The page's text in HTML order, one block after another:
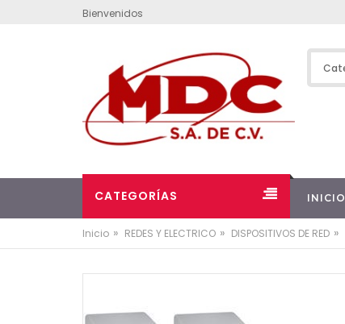
Bienvenidos
CATEGORÍAS INICIO
Inicio » REDES Y ELECTRICO » DISPOSITIVOS DE RED »